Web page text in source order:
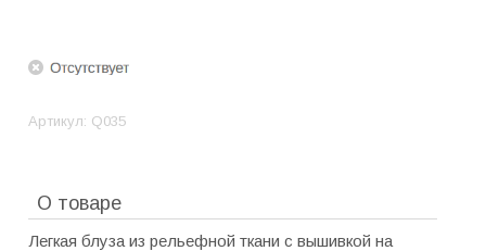
Артикул: Q035
О товаре
Легкая блуза из рельефной ткани с вышивкой на